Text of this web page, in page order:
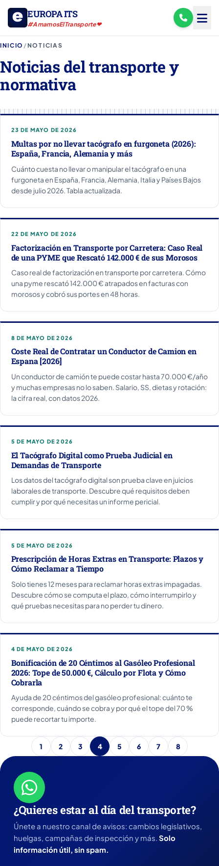
EUROPA ITS
#AmamosElTransporte❤
INICIO /NOTICIAS
Noticias del transporte y
normativa
23 DE MAYO DE 2026
Multas por no llevar tacógrafo en furgoneta (2026):
España, Francia, Alemania y más
Cuánto cuesta no llevar o manipular el tacógrafo en una
furgoneta en España, Francia, Alemania, Italia y Países Bajos
desde julio 2026. Tabla actualizada.
22 DE MAYO DE 2026
Factorización en Transporte por Carretera: Caso Real
de una PYME que Rescató 142.000 € de sus Morosos
Caso real de factorización en transporte por carretera. Cómo
una pyme rescató 142.000 € atrapados en facturas con
morosos y cobró sus portes en 48 horas.
8 DE MAYO DE 2026
Coste Real de Contratar un Conductor de Camion en
Espana [2026]
Un conductor de camión te puede costar hasta 70.000 €/año
y muchas empresas no lo saben. Salario, SS, dietas y rotación:
la cifra real, con datos 2026.
5 DE MAYO DE 2026
El Tacógrafo Digital como Prueba Judicial en
Demandas de Transporte
Los datos del tacógrafo digital son prueba clave en juicios
laborales de transporte. Descubre qué requisitos deben
cumplir y por qué necesitas un informe pericial.
5 DE MAYO DE 2026
Prescripción de Horas Extras en Transporte: Plazos y
Cómo Reclamar a Tiempo
Solo tienes 12 meses para reclamar horas extras impagadas.
Descubre cómo se computa el plazo, cómo interrumpirlo y
qué pruebas necesitas para no perder tu dinero.
4 DE MAYO DE 2026
Bonificación de 20 Céntimos al Gasóleo Profesional
2026: Tope de 50.000 €, Cálculo por Flota y Cómo
Cobrarla
Ayuda de 20 céntimos del gasóleo profesional: cuánto te
corresponde, cuándo se cobra y por qué el tope del 70 %
puede recortar tu importe.
1 2 3 4 5 6 7 8
¿Quieres estar al día del transporte?
Únete a nuestro canal de avisos: cambios legislativos,
huelgas, campañas de inspección y más. Solo
información útil, sin spam.